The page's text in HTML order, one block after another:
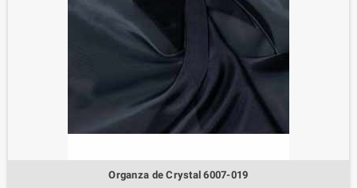
Organza de Crystal 6007-019